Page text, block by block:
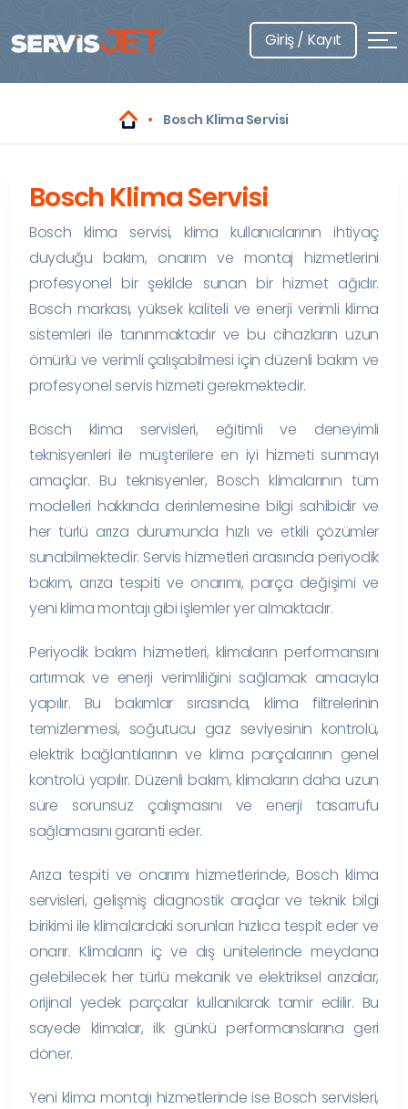
Giriş / Kayıt
Bosch Klima Servisi
Bosch Klima Servisi
Bosch klima servisi, klima kullanıcılarının ihtiyaç
duyduğu bakım, onarım ve montaj hizmetlerini
profesyonel bir şekilde sunan bir hizmet ağıdır.
Bosch markası, yüksek kaliteli ve enerji verimli klima
sistemleri ile tanınmaktadır ve bu cihazların uzun
ömürlü ve verimli çalışabilmesi için düzenli bakım ve
profesyonel servis hizmeti gerekmektedir.
Bosch klima servisleri, eğitimli ve deneyimli
teknisyenleri ile müşterilere en iyi hizmeti sunmayı
amaçlar. Bu teknisyenler, Bosch klimalarının tüm
modelleri hakkında derinlemesine bilgi sahibidir ve
her türlü arıza durumunda hızlı ve etkili çözümler
sunabilmektedir. Servis hizmetleri arasında periyodik
bakım, arıza tespiti ve onarımı, parça değişimi ve
yeni klima montajı gibi işlemler yer almaktadır.
Periyodik bakım hizmetleri, klimaların performansını
artırmak ve enerji verimliliğini sağlamak amacıyla
yapılır. Bu bakımlar sırasında, klima filtrelerinin
temizlenmesi, soğutucu gaz seviyesinin kontrolü,
elektrik bağlantılarının ve klima parçalarının genel
kontrolü yapılır. Düzenli bakım, klimaların daha uzun
süre sorunsuz çalışmasını ve enerji tasarrufu
sağlamasını garanti eder.
Arıza tespiti ve onarımı hizmetlerinde, Bosch klima
servisleri, gelişmiş diagnostik araçlar ve teknik bilgi
birikimi ile klimalardaki sorunları hızlıca tespit eder ve
onarır. Klimaların iç ve dış ünitelerinde meydana
gelebilecek her türlü mekanik ve elektriksel arızalar,
orijinal yedek parçalar kullanılarak tamir edilir. Bu
sayede klimalar, ilk günkü performanslarına geri
döner.
Yeni klima montajı hizmetlerinde ise Bosch servisleri,